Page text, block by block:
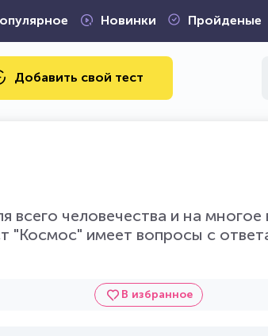
Новинки Пройденые
Добавить свой тест
всего человечества и на
"Космос" имеет вопросы с
В избранное